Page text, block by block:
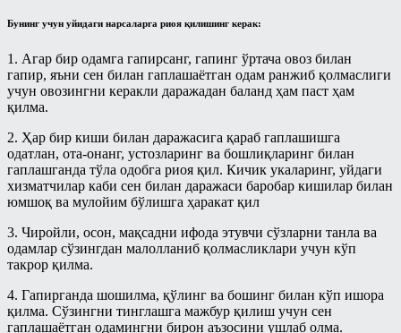
Талоқ китоби
Таҳорат китоби
Ўлик ерни тирилтириш ва мубоҳ
нарсаларга эгалик қилиш ҳақидаги
Ҳаж китоби
Шерикликлар китоби
Ҳаж
Муаллими-Соний
Мусулмоннинг қўрғони
Муҳаррам
Рамазонга ҳозирдан тайёрланайлик
Рўза
Сийрат ва тарих
Турли мавзулар
Фиқҳ
Фиқҳий масалалар
Байъ – савдо китоби
Закот китоби
Зироат ва суғоришдаги
Бунинг учун уйидаги нарсаларга риоя қилишинг керак:
1. Агар бир одамга гапирсанг, гапинг ўртача овоз билан
гапир, яъни сен билан гаплашаётган одам ранжиб қолмаслиги
учун овозингни керакли даражадан баланд ҳам паст ҳам
қилма.
2. Ҳар бир киши билан даражасига қараб гаплашишга
одатлан, ота-онанг, устозларинг ва бошлиқларинг билан
гаплашганда тўла одобга риоя қил. Кичик укаларинг, уйдаги
хизматчилар каби сен билан даражаси баробар кишилар билан
юмшоқ ва мулойим бўлишга ҳаракат қил
3. Чиройли, осон, мақсадни ифода этувчи сўзларни танла ва
одамлар сўзингдан малолланиб қолмасликлари учун кўп
такрор қилма.
4. Гапирганда шошилма, қўлинг ва бошинг билан кўп ишора
қилма. Сўзингни тинглашга мажбур қилиш учун сен
гаплашаётган одамингни бирон аъзосини ушлаб олма.